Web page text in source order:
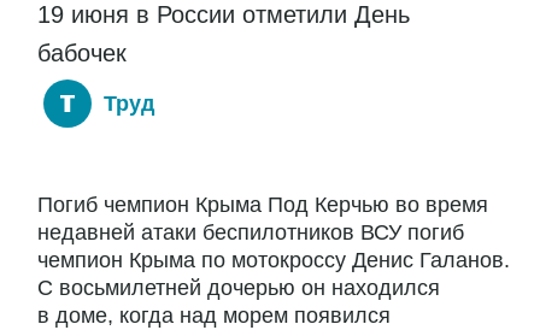
19 июня в России отметили День
бабочек
Труд
Погиб чемпион Крыма Под Керчью во время
недавней атаки беспилотников ВСУ погиб
чемпион Крыма по мотокроссу Денис Галанов.
С восьмилетней дочерью он находился
в доме, когда над морем появился